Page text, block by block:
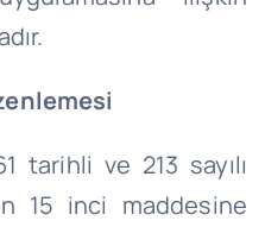
tarihli ve 213 sayılı
15 inci maddesine